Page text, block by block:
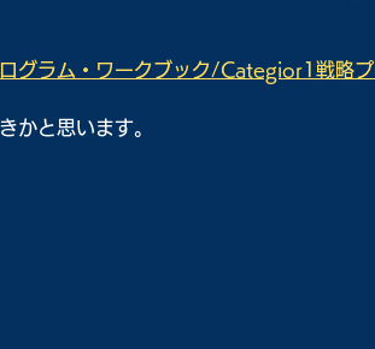
グラム・ワークブック/Categior1戦略
かと思います。